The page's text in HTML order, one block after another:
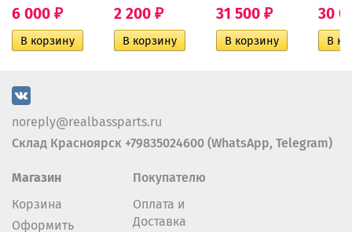
6 000 ₽ 2 200 ₽ 31 500 ₽ 30
noreply@realbassparts.ru
Склад Красноярск +79835024600 (WhatsApp, Telegram)
Магазин
Корзина
Оформить
Покупателю
Оплата и
Доставка